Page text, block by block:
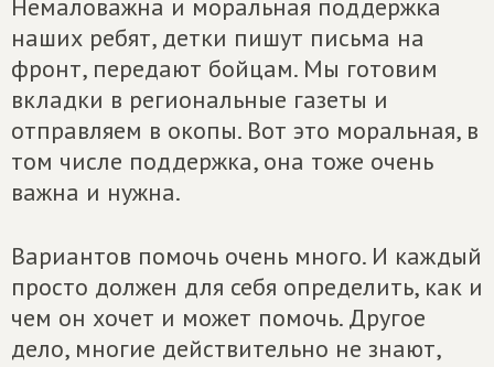
Немаловажна и моральная поддержка
наших ребят, детки пишут письма на
фронт, передают бойцам. Мы готовим
вкладки в региональные газеты и
отправляем в окопы. Вот это моральная, в
том числе поддержка, она тоже очень
важна и нужна.
Вариантов помочь очень много. И каждый
просто должен для себя определить, как и
чем он хочет и может помочь. Другое
дело, многие действительно не знают,